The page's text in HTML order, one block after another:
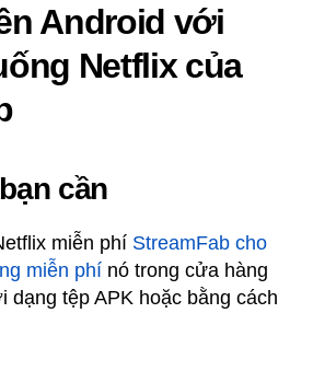
Android với
Netflix của
cần
miễn phí StreamFab cho
miễn phí nó trong cửa hàng
dạng tệp APK hoặc bằng cách